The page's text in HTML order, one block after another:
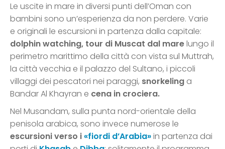
Le uscite in mare in diversi punti dell’Oman con
bambini sono un’esperienza da non perdere. Varie
e originali le escursioni in partenza dalla capitale:
dolphin watching, tour di Muscat dal marelungo il
perimetro marittimo della città con vista sul Muttrah,
la città vecchia e il palazzo del Sultano, i piccoli
villaggi dei pescatori nei paraggi, snorkeling a
Bandar Al Khayran e cena in crociera.
Nel Musandam, sulla punta nord-orientale della
penisola arabica, sono invece numerose le
escursioni verso i «fiordi d’Arabia»in partenza dai